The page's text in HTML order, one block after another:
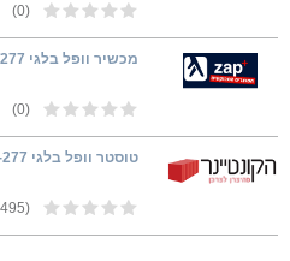
(0)
מכשיר וופל בלגי Benaton BT277
(0)
טוסטר וופל בלגי BENATON BT-277
(495)